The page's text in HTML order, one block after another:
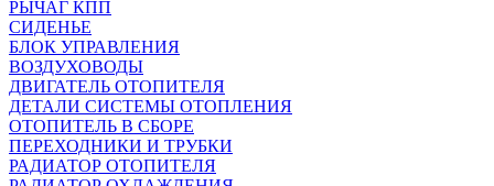
РЫЧАГ КПП
СИДЕНЬЕ
БЛОК УПРАВЛЕНИЯ
ВОЗДУХОВОДЫ
ДВИГАТЕЛЬ ОТОПИТЕЛЯ
ДЕТАЛИ СИСТЕМЫ ОТОПЛЕНИЯ
ОТОПИТЕЛЬ В СБОРЕ
ПЕРЕХОДНИКИ И ТРУБКИ
РАДИАТОР ОТОПИТЕЛЯ